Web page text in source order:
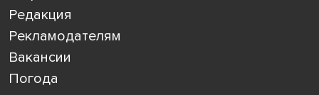
Редакция
Рекламодателям
Вакансии
Погода